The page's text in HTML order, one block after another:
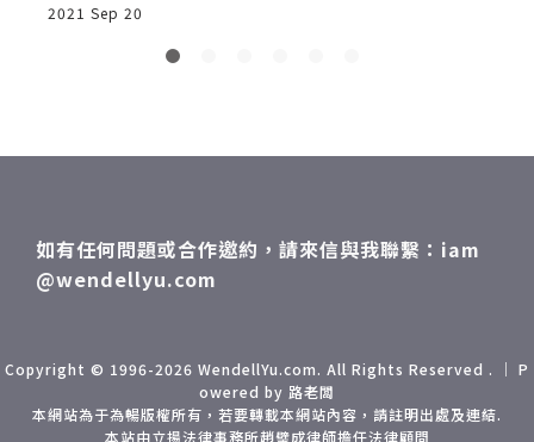
2021 Sep 20
如有任何問題或合作邀約，請來信與我聯繫：iam
@wendellyu.com
Copyright © 1996-2026 WendellYu.com. All Rights Reserved . ｜ P
owered by 路老闆
本網站為于為暢版權所有，若要轉載本網站內容，請註明出處及連結.
本站由立揚法律事務所趙璧成律師擔任法律顧問